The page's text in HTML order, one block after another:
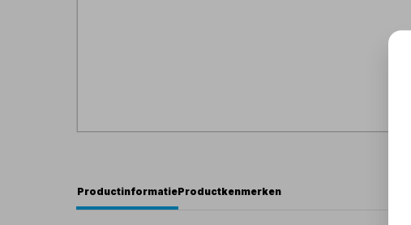
ProductinformatieProductkenmerken